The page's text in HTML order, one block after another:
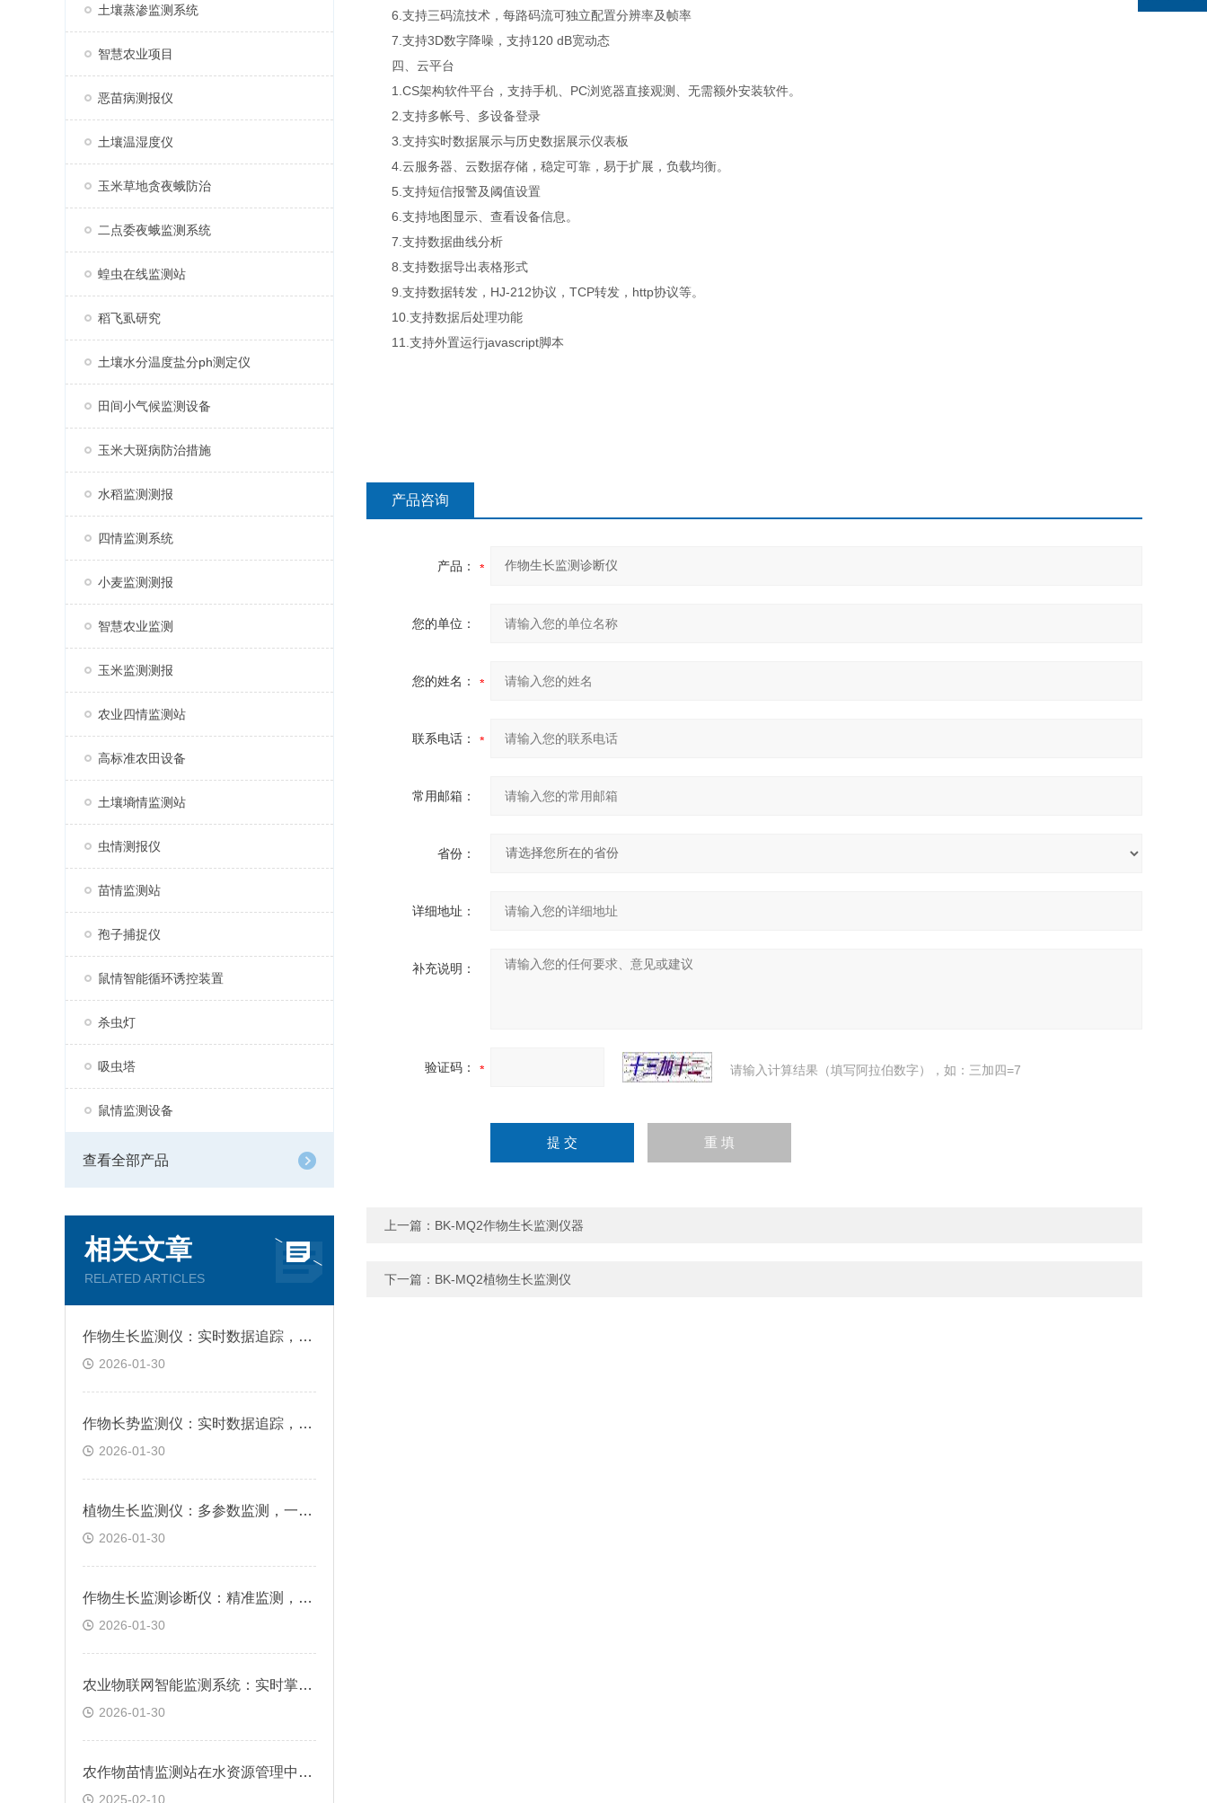
土壤蒸渗监测系统
智慧农业项目
恶苗病测报仪
土壤温湿度仪
玉米草地贪夜蛾防治
二点委夜蛾监测系统
蝗虫在线监测站
稻飞虱研究
土壤水分温度盐分ph测定仪
田间小气候监测设备
玉米大斑病防治措施
水稻监测测报
四情监测系统
小麦监测测报
智慧农业监测
玉米监测测报
农业四情监测站
高标准农田设备
土壤墒情监测站
虫情测报仪
苗情监测站
孢子捕捉仪
鼠情智能循环诱控装置
杀虫灯
吸虫塔
鼠情监测设备
查看全部产品
相关文章
RELATED ARTICLES
作物生长监测仪：实时数据追踪，让作物生长状况尽在“掌”握
2026-01-30
作物长势监测仪：实时数据追踪，让作物生长状况一目了然
2026-01-30
植物生长监测仪：多参数监测，一站式满足植物生长监测需求
2026-01-30
作物生长监测诊断仪：精准监测，为丰收保驾护航
2026-01-30
农业物联网智能监测系统：实时掌控作物生长状态
2026-01-30
农作物苗情监测站在水资源管理中能发挥什么作用？
2025-02-10
6.支持三码流技术，每路码流可独立配置分辨率及帧率
7.支持3D数字降噪，支持120 dB宽动态
四、云平台
1.CS架构软件平台，支持手机、PC浏览器直接观测、无需额外安装软件。
2.支持多帐号、多设备登录
3.支持实时数据展示与历史数据展示仪表板
4.云服务器、云数据存储，稳定可靠，易于扩展，负载均衡。
5.支持短信报警及阈值设置
6.支持地图显示、查看设备信息。
7.支持数据曲线分析
8.支持数据导出表格形式
9.支持数据转发，HJ-212协议，TCP转发，http协议等。
10.支持数据后处理功能
11.支持外置运行javascript脚本
产品咨询
产品：
您的单位：
您的姓名：
联系电话：
常用邮箱：
省份：
详细地址：
补充说明：
验证码： 请输入计算结果（填写阿拉伯数字），如：三加四=7
上一篇： BK-MQ2作物生长监测仪器
下一篇： BK-MQ2植物生长监测仪